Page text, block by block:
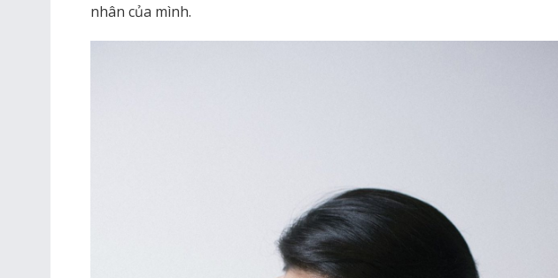
nhân của mình.